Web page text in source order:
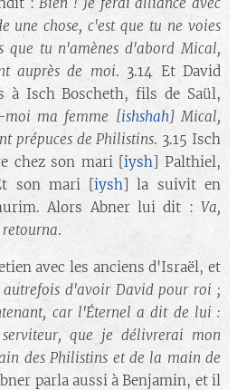
une chose, c'est que tu ne voies
que tu n'amènes d'abord Mical,
auprès de moi. 3.14 Et David
à Isch Boscheth, fils de Saül,
moi ma femme [ishshah]Mical,
prépuces de Philistins. 3.15 Isch
chez son mari [iysh] Palthiel,
son mari [iysh] la suivit en
Alors Abner lui dit : Va,
.
avec les anciens d'Israël, et
autrefois d'avoir David pour roi ;
car l'Éternel a dit de lui :
que je délivrerai mon
des Philistins et de la main de
parla aussi à Benjamin, et il